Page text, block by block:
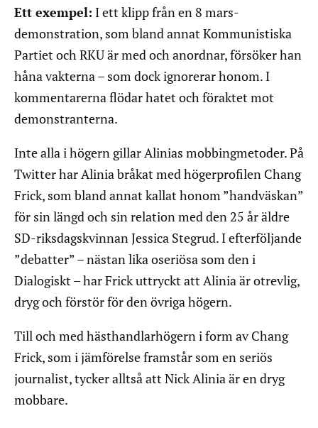
Ett exempel: I ett klipp från en 8 mars-
demonstration, som bland annat Kommunistiska
Partiet och RKU är med och anordnar, försöker han
håna vakterna – som dock ignorerar honom. I
kommentarerna flödar hatet och föraktet mot
demonstranterna.
Inte alla i högern gillar Alinias mobbingmetoder. På
Twitter har Alinia bråkat med högerprofilen Chang
Frick, som bland annat kallat honom ”handväskan”
för sin längd och sin relation med den 25 år äldre
SD-riksdagskvinnan Jessica Stegrud. I efterföljande
”debatter” – nästan lika oseriösa som den i
Dialogiskt – har Frick uttryckt att Alinia är otrevlig,
dryg och förstör för den övriga högern.
Till och med hästhandlarhögern i form av Chang
Frick, som i jämförelse framstår som en seriös
journalist, tycker alltså att Nick Alinia är en dryg
mobbare.